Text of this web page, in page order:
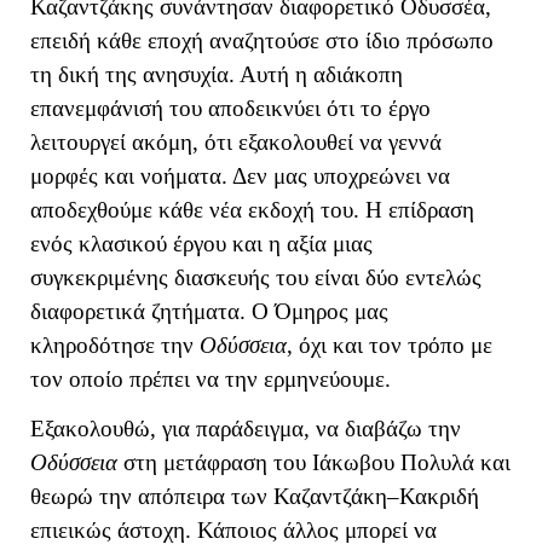
Καζαντζάκης συνάντησαν διαφορετικό Οδυσσέα,
επειδή κάθε εποχή αναζητούσε στο ίδιο πρόσωπο
τη δική της ανησυχία. Αυτή η αδιάκοπη
επανεμφάνισή του αποδεικνύει ότι το έργο
λειτουργεί ακόμη, ότι εξακολουθεί να γεννά
μορφές και νοήματα. Δεν μας υποχρεώνει να
αποδεχθούμε κάθε νέα εκδοχή του. Η επίδραση
ενός κλασικού έργου και η αξία μιας
συγκεκριμένης διασκευής του είναι δύο εντελώς
διαφορετικά ζητήματα. Ο Όμηρος μας
κληροδότησε την Οδύσσεια, όχι και τον τρόπο με
τον οποίο πρέπει να την ερμηνεύουμε.
Εξακολουθώ, για παράδειγμα, να διαβάζω την
Οδύσσειαστη μετάφραση του Ιάκωβου Πολυλά και
θεωρώ την απόπειρα των Καζαντζάκη–Κακριδή
επιεικώς άστοχη. Κάποιος άλλος μπορεί να